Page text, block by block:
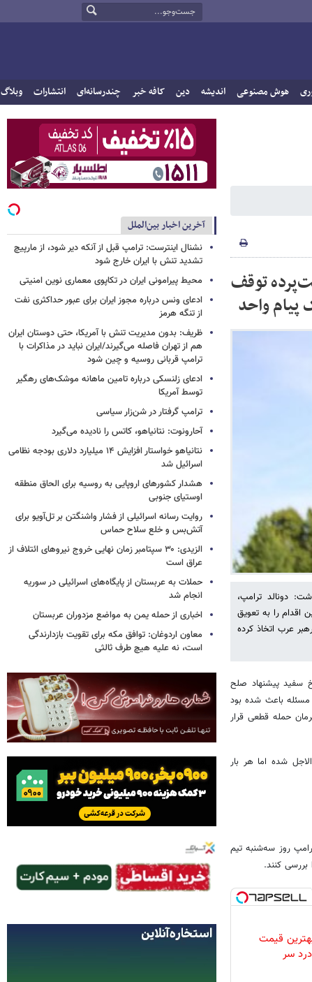
هوش مصنوعی اندیشه دین کافه خبر چندرسانه‌ای انتشارات وبلاگ
توقف
پیام واحد
دونالد ترامپ،
اقدام را به تعویق
عرب اتخاذ کرده
سفید پیشنهاد صلح
مسئله باعث شده بود
حمله قطعی قرار
شده اما هر بار
روز سه‌شنبه تیم
کنند.
قیمت
سر
آخرین اخبار بین‌الملل
نشنال اینترست: ترامپ قبل از آنکه دیر شود، از مارپیچ
تشدید تنش با ایران خارج شود
محیط پیرامونی ایران در تکاپوی معماری نوین امنیتی
ادعای ونس درباره مجوز ایران برای عبور حداکثری نفت
از تنگه هرمز
ظریف: بدون مدیریت تنش با آمریکا، حتی دوستان ایران
هم از تهران فاصله می‌گیرند/ایران نباید در مذاکرات با
ترامپ قربانی روسیه و چین شود
ادعای زلنسکی درباره تامین ماهانه موشک‌های رهگیر
توسط آمریکا
ترامپ گرفتار در شن‌زار سیاسی
آحارونوت: نتانیاهو، کاتس را نادیده می‌گیرد
نتانیاهو خواستار افزایش ۱۴ میلیارد دلاری بودجه نظامی
اسرائیل شد
هشدار کشورهای اروپایی به روسیه برای الحاق منطقه
اوستیای جنوبی
روایت رسانه اسرائیلی از فشار واشنگتن بر تل‌آویو برای
آتش‌بس و خلع سلاح حماس
الزیدی: ۳۰ سپتامبر زمان نهایی خروج نیروهای ائتلاف از
عراق است
حملات به عربستان از پایگاه‌های اسرائیلی در سوریه
انجام شد
اخباری از حمله یمن به مواضع مزدوران عربستان
معاون اردوغان: توافق مکه برای تقویت بازدارندگی
است، نه علیه هیچ طرف ثالثی